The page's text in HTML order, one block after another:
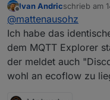
undefined
Log:
mqtt.1
2023-
from
mqtt.1
Offline
Ivan Andricschrieb am
zuletzt
@mattenausohz
Ich habe das
dem MQTT Explorer
der meldet auch
wohl an ecoflow zu